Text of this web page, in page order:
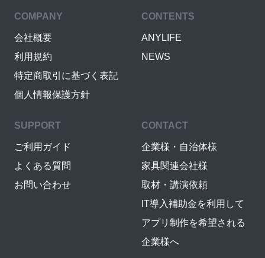
COMPANY
会社概要
利用規約
特定商取引に基づく表記
個人情報保護方針
CONTENTS
ANYLIFE
NEWS
SUPPORT
ご利用ガイド
よくある質問
お問い合わせ
CONTACT
企業様・自治体様
家具関連会社様
取材・講演依頼
IT導入補助金を利用して
アプリ制作を希望される
企業様へ